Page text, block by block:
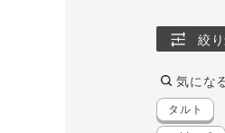
絞
気にな
タルト